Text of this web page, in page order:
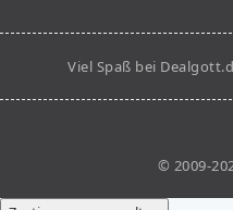
Viel Spaß bei
© 2009-